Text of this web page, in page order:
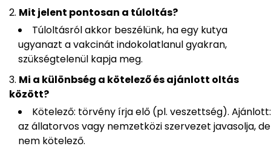
Mit jelent pontosan a túloltás?
Túloltásról akkor beszélünk, ha egy kutya
ugyanazt a vakcinát indokolatlanul gyakran,
szükségtelenül kapja meg.
Mi a különbség a kötelező és ajánlott oltás
között?
Kötelező: törvény írja elő (pl. veszettség). Ajánlott:
az állatorvos vagy nemzetközi szervezet javasolja, de
nem kötelező.